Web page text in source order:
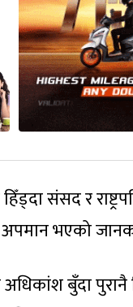
संसद र
अपमान भएको
अधिकांश बुँदा